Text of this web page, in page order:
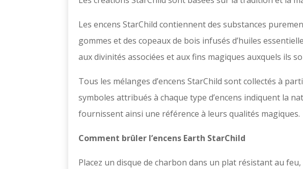
Lesencens StarChild contiennent des substances
gommes et des copeaux de bois infusés d’huiles
aux divinités associées et aux fins magiques auxquels ils
Tous les mélanges d’encens StarChild sont collectés à
symboles attribués à chaque type d’encens indiquent la
fournissent ainsi une référence à leurs qualités magiques.
Comment brûler l’encens Earth StarChild
Placez un disque de charbon dans un plat résistant au